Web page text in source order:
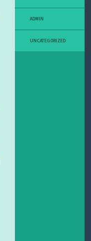
ADMIN
UNCATEGORIZED